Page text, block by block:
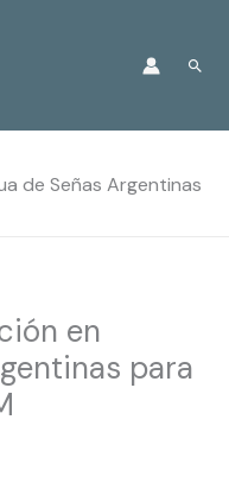
de Señas Argentinas
en
para